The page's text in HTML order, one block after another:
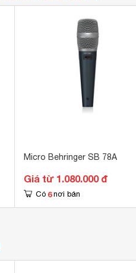
Micro Behringer SB 78A
Giá từ 1.080.000 đ
Có 6 nơi bán